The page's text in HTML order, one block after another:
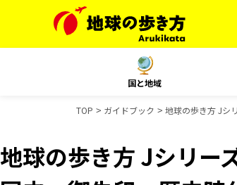
国と地域
TOP ガイドブック 地球の歩き方 Jシ
地球の歩き方 Jシリー